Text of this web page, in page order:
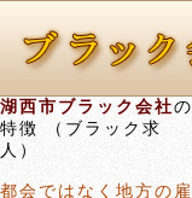
湖西市ブラック会社の
特徴 （ブラック求
人）
都会ではなく地方の雇